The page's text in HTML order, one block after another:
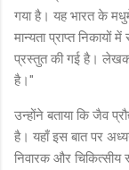
गया है। यह भारत के
मान्यता प्राप्त
प्रस्तुत की गई है।
है।"
उन्होंने बताया कि जैव
है। यहाँ इस बात पर
निवारक और चिकित्सीय